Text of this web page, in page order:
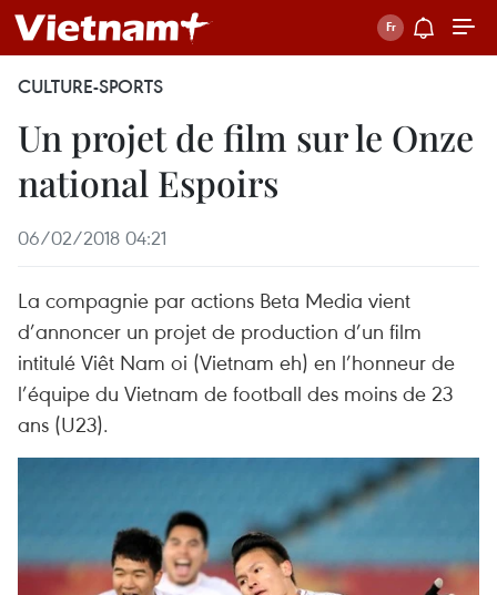
CULTURE-SPORTS
Un projet de film sur le Onze
national Espoirs
06/02/2018 04:21
La compagnie par actions Beta Media vient
d’annoncer un projet de production d’un film
intitulé Viêt Nam oi (Vietnam eh) en l’honneur de
l’équipe du Vietnam de football des moins de 23
ans (U23).